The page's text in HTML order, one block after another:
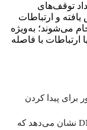
توقف‌های
و ارتباطات
می‌شوند؛ به‌ویژه
با فاصله
پیدا کردن
آدرس مقصد، خیلی معطل می‌شود. بررسی DNS نشان می‌دهد که